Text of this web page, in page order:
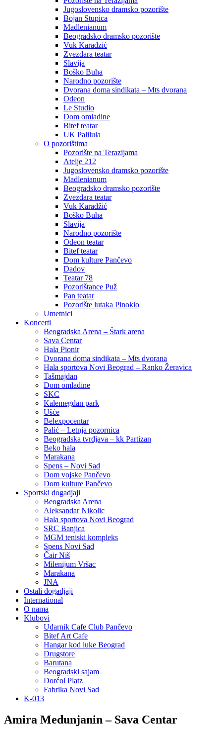
Jugoslovensko dramsko pozorište
Bojan Stupica
Madlenianum
Beogradsko dramsko pozorište
Vuk Karadzić
Zvezdara teatar
Slavija
Boško Buha
Narodno pozorište
Dvorana doma sindikata – Mts dvorana
Odeon
Le Studio
Dom omladine
Bitef teatar
UK Palilula
O pozorištima
Pozorište na Terazijama
Atelje 212
Jugoslovensko dramsko pozorište
Madlenianum
Beogradsko dramsko pozorište
Zvezdara teatar
Vuk Karadžić
Boško Buha
Slavija
Narodno pozorište
Odeon teatar
Bitef teatar
Dom kulture Pančevo
Dadov
Teatar 78
Pozorištance Puž
Pan teatar
Pozorište lutaka Pinokio
Umetnici
Koncerti
Beogradska Arena – Štark arena
Sava Centar
Hala Pionir
Dvorana doma sindikata – Mts dvorana
Hala sportova Novi Beograd – Ranko Žeravica
Tašmajdan
Dom omladine
SKC
Kalemegdan park
Ušće
Belexpocentar
Palić – Letnja pozornica
Beogradska tvrdjava – kk Partizan
Beko hala
Marakana
Spens – Novi Sad
Dom vojske Pančevo
Dom kulture Pančevo
Sportski dogadjaji
Beogradska Arena
Aleksandar Nikolic
Hala sportova Novi Beograd
SRC Banjica
MGM teniski kompleks
Spens Novi Sad
Čair Niš
Milenijum Vršac
Marakana
JNA
Ostali dogadjaji
International
O nama
Klubovi
Udarnik Cafe Club Pančevo
Bitef Art Cafe
Hangar kod luke Beograd
Drugstore
Barutana
Beogradski sajam
Dorćol Platz
Fabrika Novi Sad
K-013
Amira Medunjanin – Sava Centar